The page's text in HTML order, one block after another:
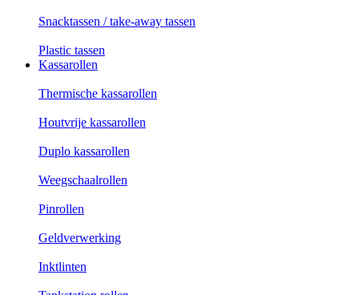
Snacktassen / take-away tassen
Plastic tassen
Kassarollen
Thermische kassarollen
Houtvrije kassarollen
Duplo kassarollen
Weegschaalrollen
Pinrollen
Geldverwerking
Inktlinten